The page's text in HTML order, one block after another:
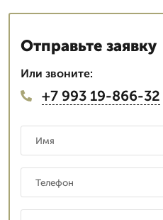
Отправьте заявку
Или звоните:
+7 993 19-866-32